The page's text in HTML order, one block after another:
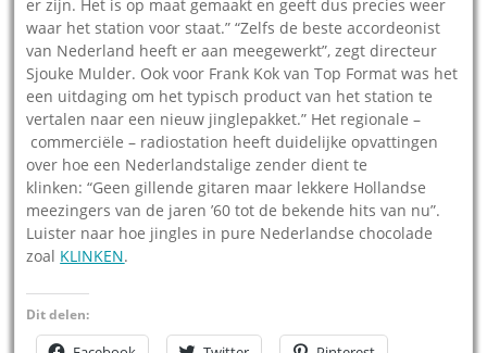
er zijn. Het is op maat gemaakt en geeft dus precies weer
waar het station voor staat.” “Zelfs de beste accordeonist
van Nederland heeft er aan meegewerkt”, zegt directeur
Sjouke Mulder. Ook voor Frank Kok van Top Format was het
een uitdaging om het typisch product van het station te
vertalen naar een nieuw jinglepakket.” Het regionale –
commerciële – radiostation heeft duidelijke opvattingen
over hoe een Nederlandstalige zender dient te
klinken: “Geen gillende gitaren maar lekkere Hollandse
meezingers van de jaren ’60 tot de bekende hits van nu”.
Luister naar hoe jingles in pure Nederlandse chocolade
zoal KLINKEN.
Dit delen: